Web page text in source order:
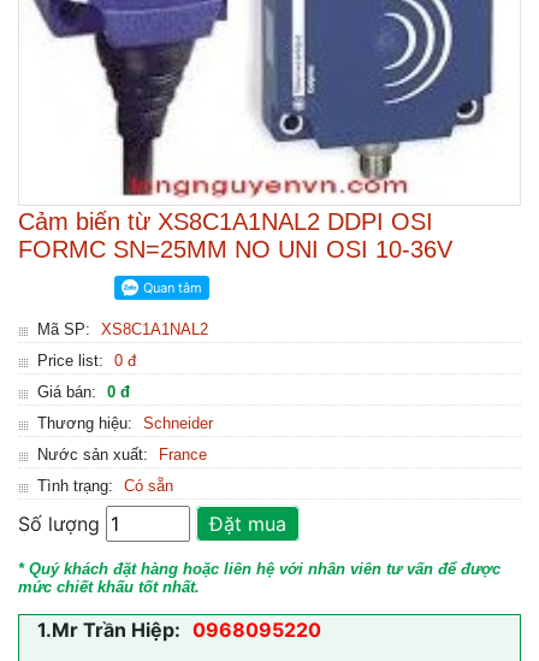
Cảm biến từ XS8C1A1NAL2 DDPI OSI
FORMC SN=25MM NO UNI OSI 10-36V
Mã SP:
XS8C1A1NAL2
Price list:
0 đ
Giá bán:
0 đ
Thương hiệu:
Schneider
Nước sản xuất:
France
Tình trạng:
Có sẵn
Số lượng Đặt mua
* Quý khách đặt hàng hoặc liên hệ với nhân viên tư vấn để được
mức chiết khấu tốt nhất.
1.Mr Trần Hiệp: 0968095220